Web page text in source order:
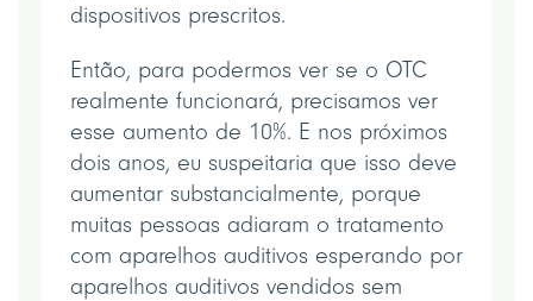
dispositivos prescritos.
Então, para podermos ver se o OTC
realmente funcionará, precisamos ver
esse aumento de 10%. E nos próximos
dois anos, eu suspeitaria que isso deve
aumentar substancialmente, porque
muitas pessoas adiaram o tratamento
com aparelhos auditivos esperando por
aparelhos auditivos vendidos sem